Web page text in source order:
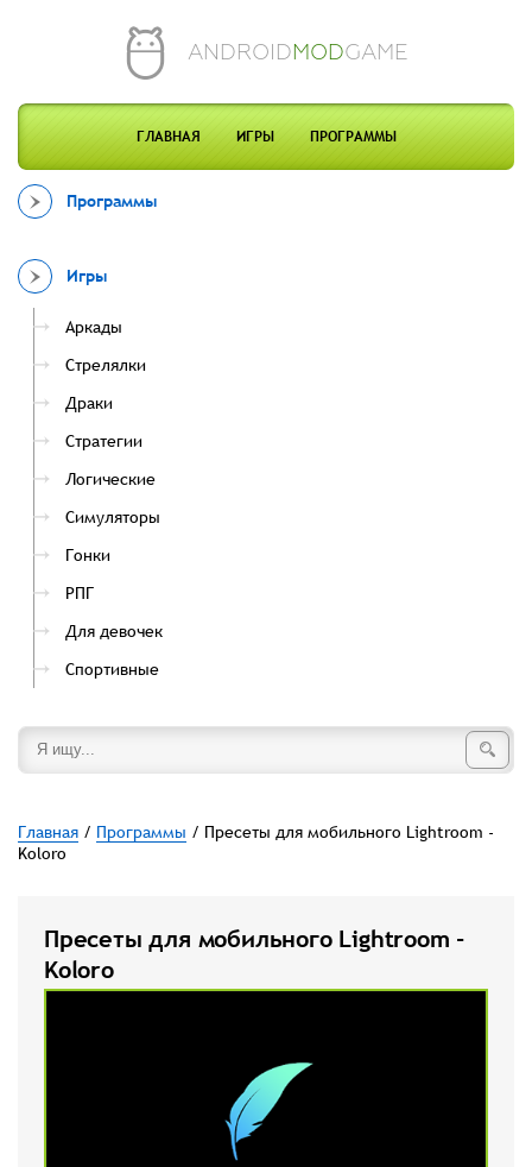
ANDROIDMODGAME
ГЛАВНАЯ ИГРЫ ПРОГРАММЫ
Программы
Игры
Аркады
Стрелялки
Драки
Стратегии
Логические
Симуляторы
Гонки
РПГ
Для девочек
Спортивные
Главная / Программы / Пресеты для мобильного Lightroom -
Koloro
Пресеты для мобильного Lightroom -
Koloro